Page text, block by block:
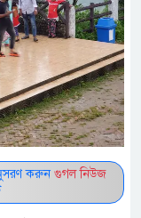
করুন গুগল নিউজ